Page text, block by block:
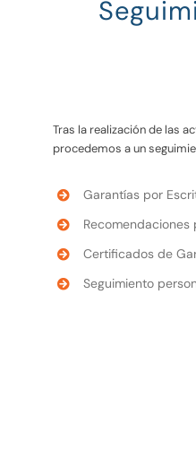
Tras la realización de las
procedemos a un
Garantías por
Certificados de
Seguimiento